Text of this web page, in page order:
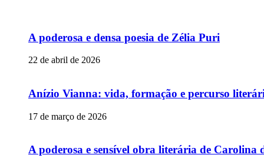
A poderosa e densa poesia de Zélia Puri
22 de abril de 2026
Anízio Vianna: vida, formação e percurso
17 de março de 2026
A poderosa e sensível obra literária de Carolina